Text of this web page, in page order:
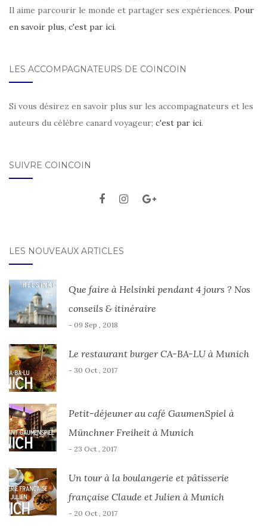
Il aime parcourir le monde et partager ses expériences. Pour
en savoir plus, c'est par ici.
LES ACCOMPAGNATEURS DE COINCOIN
Si vous désirez en savoir plus sur les accompagnateurs et les
auteurs du célèbre canard voyageur; c'est par ici.
SUIVRE COINCOIN
LES NOUVEAUX ARTICLES
Que faire à Helsinki pendant 4 jours ? Nos
conseils & itinéraire
- 09 Sep , 2018
Le restaurant burger CA-BA-LU à Munich
- 30 Oct , 2017
Petit-déjeuner au café GaumenSpiel à
Münchner Freiheit à Munich
- 23 Oct , 2017
Un tour à la boulangerie et pâtisserie
française Claude et Julien à Munich
- 20 Oct , 2017